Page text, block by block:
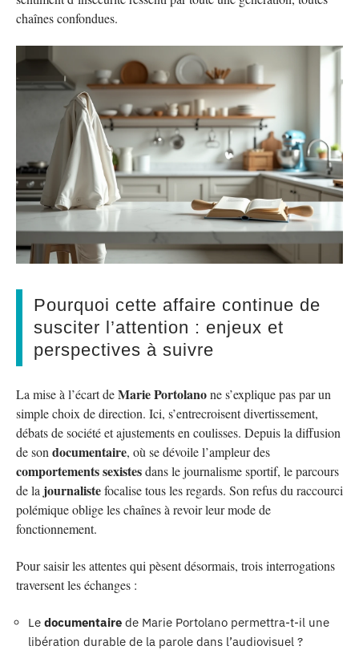
chaînes confondues.
Pourquoi cette affaire continue de
susciter l’attention : enjeux et
perspectives à suivre
La mise à l’écart deMarie Portolanone s’explique pas par un
simple choix de direction. Ici, s’entrecroisent divertissement,
débats de société et ajustements en coulisses. Depuis la diffusion
de son documentaire, où se dévoile l’ampleur des
comportements sexistesdans le journalisme sportif, le parcours
de la journalistefocalise tous les regards. Son refus du raccourci
polémique oblige les chaînes à revoir leur mode de
fonctionnement.
Pour saisir les attentes qui pèsent désormais, trois interrogations
traversent les échanges :
Le documentaire de Marie Portolano permettra-t-il une
libération durable de la parole dans l’audiovisuel ?